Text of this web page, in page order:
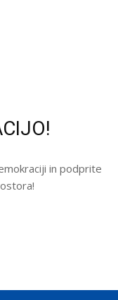
in podprite